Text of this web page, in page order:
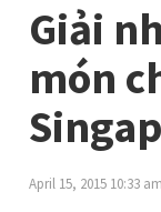
Giải
món
April 15, 2015 10:33 am